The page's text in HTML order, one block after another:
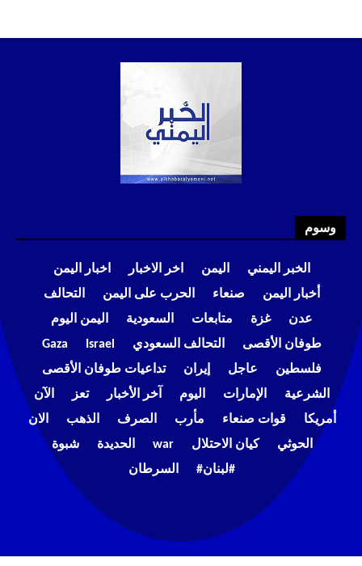
وسوم
الخبر اليمني اليمن اخر الاخبار
اخبار اليمن
أخبار اليمن
صنعاء الحرب على اليمن
التحالف
عدن
غزة متابعات السعودية
اليمن اليوم
طوفان الأقصى
التحالف السعودي Israel
Gaza
فلسطين
عاجل إيران
تداعيات طوفان الأقصى
الشرعية
الإمارات اليوم آخر الأخبار تعز
الآن
أمريكا
قوات صنعاء مأرب الصرف الذهب
الان
الحوثي
كيان الاحتلال war الحديدة
شبوة
#لبنان#
السرطان